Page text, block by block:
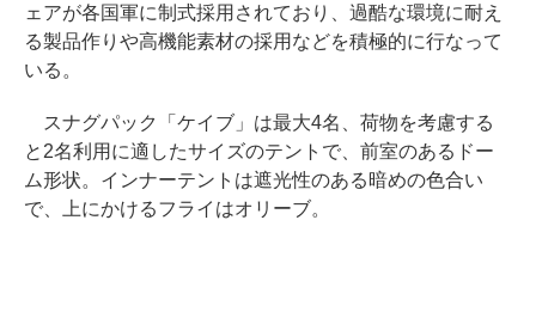
ェアが各国軍に制式採用されており、過酷な環境に耐え
る製品作りや高機能素材の採用などを積極的に行なって
いる。
スナグパック「ケイブ」は最大4名、荷物を考慮する
と2名利用に適したサイズのテントで、前室のあるドー
ム形状。インナーテントは遮光性のある暗めの色合い
で、上にかけるフライはオリーブ。